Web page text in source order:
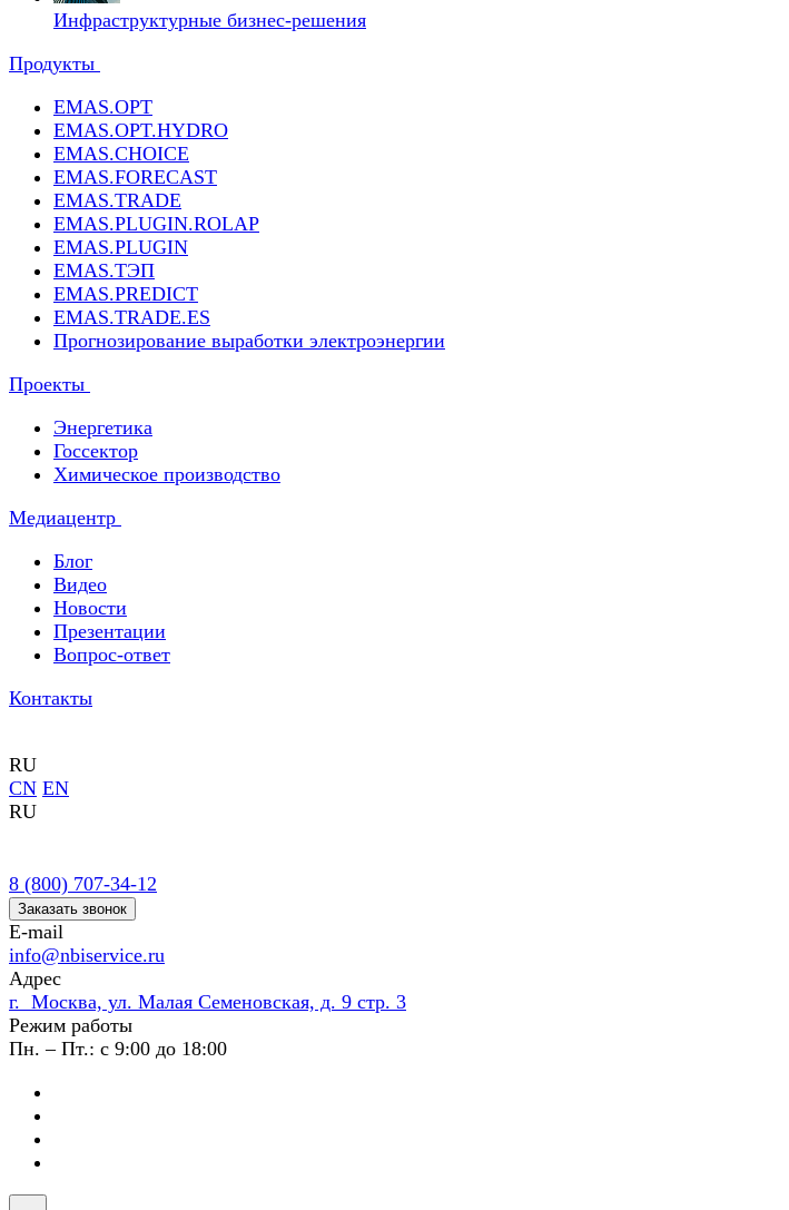
Инфраструктурные бизнес-решения
Продукты
EMAS.OPT
EMAS.OPT.HYDRO
EMAS.CHOICE
EMAS.FORECAST
EMAS.TRADE
EMAS.PLUGIN.ROLAP
EMAS.PLUGIN
EMAS.ТЭП
EMAS.PREDICT
EMAS.TRADE.ES
Прогнозирование выработки электроэнергии
Проекты
Энергетика
Госсектор
Химическое производство
Медиацентр
Блог
Видео
Новости
Презентации
Вопрос-ответ
Контакты
RU
CN EN
RU
8 (800) 707-34-12
Заказать звонок
E-mail
info@nbiservice.ru
Адрес
г. Москва, ул. Малая Семеновская, д. 9 стр. 3
Режим работы
Пн. – Пт.: с 9:00 до 18:00